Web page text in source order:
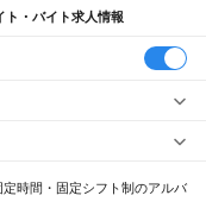
ト・バイト求人情報
定時間・固定シフト制のアルバ